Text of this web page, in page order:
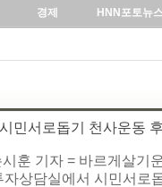
경제 HNN포토뉴
민서로돕기 천사운동
훈 기자 = 바르게살기
상담실에서 시민서로